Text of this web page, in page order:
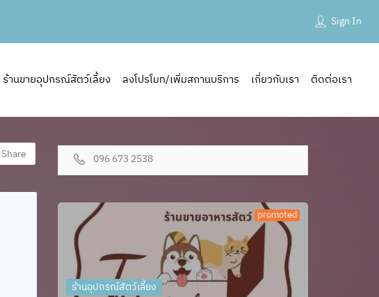
Sign In
ร้านขายอุปกรณ์สัตว์เลี้ยง ลงโปรโมท/เพิ่มสถานบริการ เกี่ยวกับเรา ติดต่อเรา
Share 096 673 2538
promoted
ร้านอุปกรณ์สัตว์เลี้ยง